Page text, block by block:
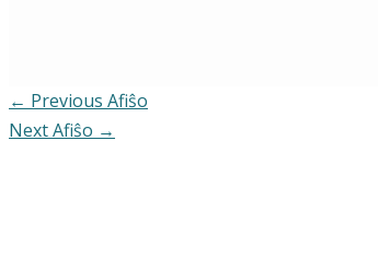
← Previous Afiŝo
Next Afiŝo →